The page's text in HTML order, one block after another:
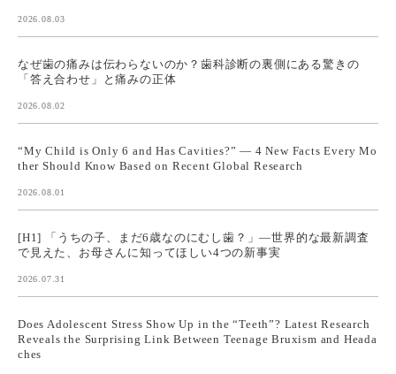
2026.08.03
なぜ歯の痛みは伝わらないのか？歯科診断の裏側にある驚きの
「答え合わせ」と痛みの正体
2026.08.02
“My Child is Only 6 and Has Cavities?” — 4 New Facts Every Mo
ther Should Know Based on Recent Global Research
2026.08.01
[H1] 「うちの子、まだ6歳なのにむし歯？」—世界的な最新調査
で見えた、お母さんに知ってほしい4つの新事実
2026.07.31
Does Adolescent Stress Show Up in the “Teeth”? Latest Research
Reveals the Surprising Link Between Teenage Bruxism and Heada
ches